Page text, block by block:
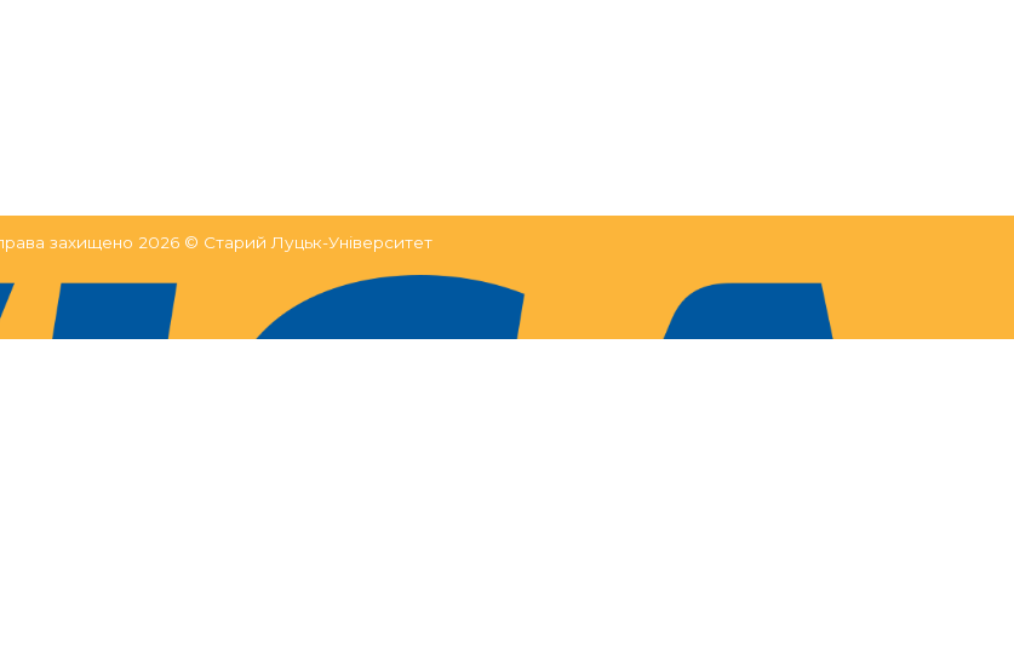
захищено 2026 © Старий Луцьк-Університет